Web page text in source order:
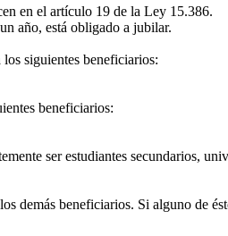
en el artículo 19 de la Ley 15.386.
año, está obligado a jubilar.
siguientes beneficiarios:
beneficiarios:
ser estudiantes secundarios,
demás beneficiarios. Si alguno de